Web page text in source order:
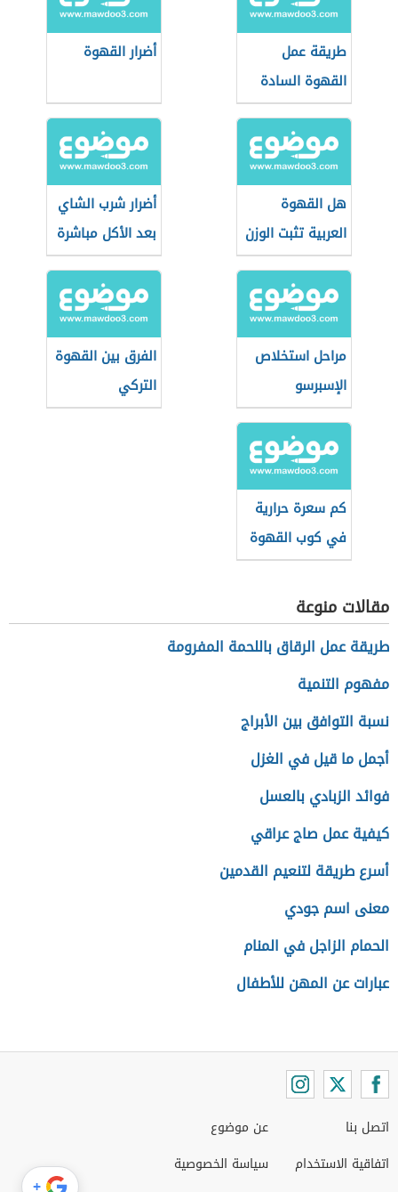
طريقة عمل
القهوة السادة
أضرار القهوة
هل القهوة
العربية تثبت الوزن
أضرار شرب الشاي
بعد الأكل مباشرة
مراحل استخلاص
الإسبرسو
الفرق بين القهوة
التركي
والإسبريسو
كم سعرة حرارية
في كوب القهوة
سريعة التحضير
مقالات منوعة
طريقة عمل الرقاق باللحمة المفرومة
مفهوم التنمية
نسبة التوافق بين الأبراج
أجمل ما قيل في الغزل
فوائد الزبادي بالعسل
كيفية عمل صاج عراقي
أسرع طريقة لتنعيم القدمين
معنى اسم جودي
الحمام الزاجل في المنام
عبارات عن المهن للأطفال
اتصل بنا
اتفاقية الاستخدام
عن موضوع
سياسة الخصوصية
+